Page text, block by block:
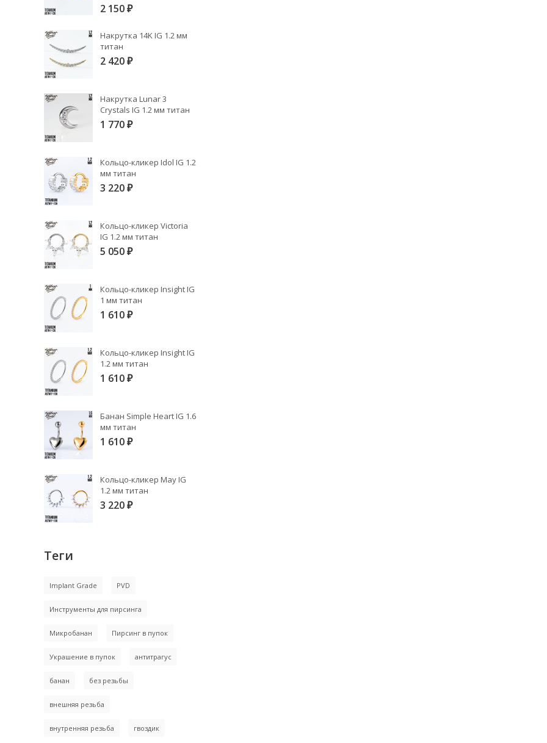
2 150 ₽
Накрутка 14K IG 1.2 мм
титан
2 420 ₽
Накрутка Lunar 3
Crystals IG 1.2 мм титан
1 770 ₽
Кольцо-кликер Idol IG 1.2
мм титан
3 220 ₽
Кольцо-кликер Victoria
IG 1.2 мм титан
5 050 ₽
Кольцо-кликер Insight IG
1 мм титан
1 610 ₽
Кольцо-кликер Insight IG
1.2 мм титан
1 610 ₽
Банан Simple Heart IG 1.6
мм титан
1 610 ₽
Кольцо-кликер May IG
1.2 мм титан
3 220 ₽
Теги
Implant Grade PVD
Инструменты для пирсинга
Микробанан Пирсинг в пупок
Украшение в пупок антитрагус
банан без резьбы
внешняя резьба
внутренняя резьба гвоздик